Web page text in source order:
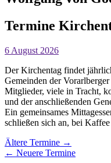
Termine
6 August 2026
Der Kirchentag findet
Gemeinden der
Mitglieder, viele in Tracht,
und der anschließenden
Ein gemeinsames
schließen sich an, bei
Ältere Termine →
← Neuere Termine